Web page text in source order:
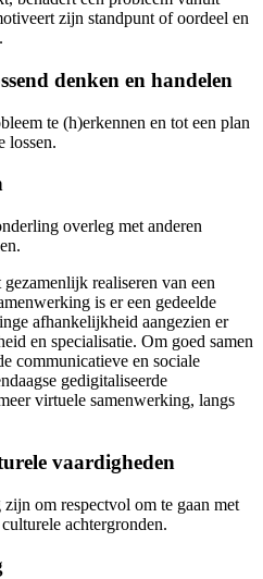
zijn standpunt of oordeel en
denken en handelen
te (h)erkennen en tot een plan
lossen.
overleg met anderen
realiseren van een
is er een gedeelde
afhankelijkheid aangezien er
en specialisatie. Om goed samen
communicatieve en sociale
gedigitaliseerde
virtuele samenwerking, langs
vaardigheden
om respectvol om te gaan met
achtergronden.